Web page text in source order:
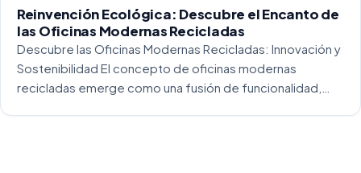
Reinvención Ecológica: Descubre el Encanto de
las Oficinas Modernas Recicladas
Descubre las Oficinas Modernas Recicladas: Innovación y
Sostenibilidad El concepto de oficinas modernas
recicladas emerge como una fusión de funcionalidad,